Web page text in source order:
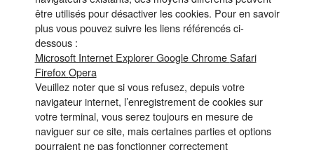
être utilisés pour désactiver les cookies. Pour en savoir
plus vous pouvez suivre les liens référencés ci-
dessous :
Microsoft Internet ExplorerGoogle ChromeSafari
FirefoxOpera
Veuillez noter que si vous refusez, depuis votre
navigateur internet, l’enregistrement de cookies sur
votre terminal, vous serez toujours en mesure de
naviguer sur ce site, mais certaines parties et options
pourraient ne pas fonctionner correctement